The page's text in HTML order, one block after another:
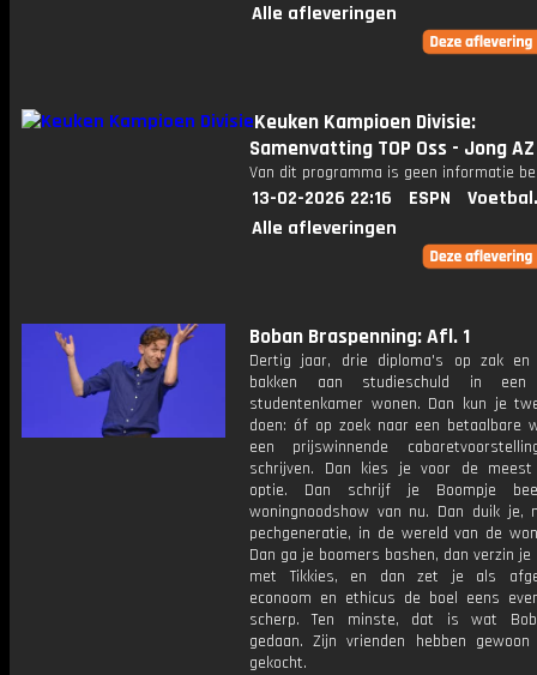
Alle afleveringen
Keuken Kampioen Divisie:
Samenvatting TOP Oss - Jong AZ
Van dit programma is geen informatie
13-02-2026 22:16 ESPN
Alle afleveringen
Boban Braspenning: Afl. 1
Dertig jaar, drie diploma's op zak
bakken aan studieschuld in een
studentenkamer wonen. Dan kun je
doen: óf op zoek naar een betaalbare
een prijswinnende
schrijven. Dan kies je voor de meest
optie. Dan schrijf je Boompje
woningnoodshow van nu. Dan duik je,
pechgeneratie, in de wereld van de
Dan ga je boomers bashen, dan verzin
met Tikkies, en dan zet je als
econoom en ethicus de boel eens
scherp. Ten minste, dat is wat
gedaan. Zijn vrienden hebben
gekocht.